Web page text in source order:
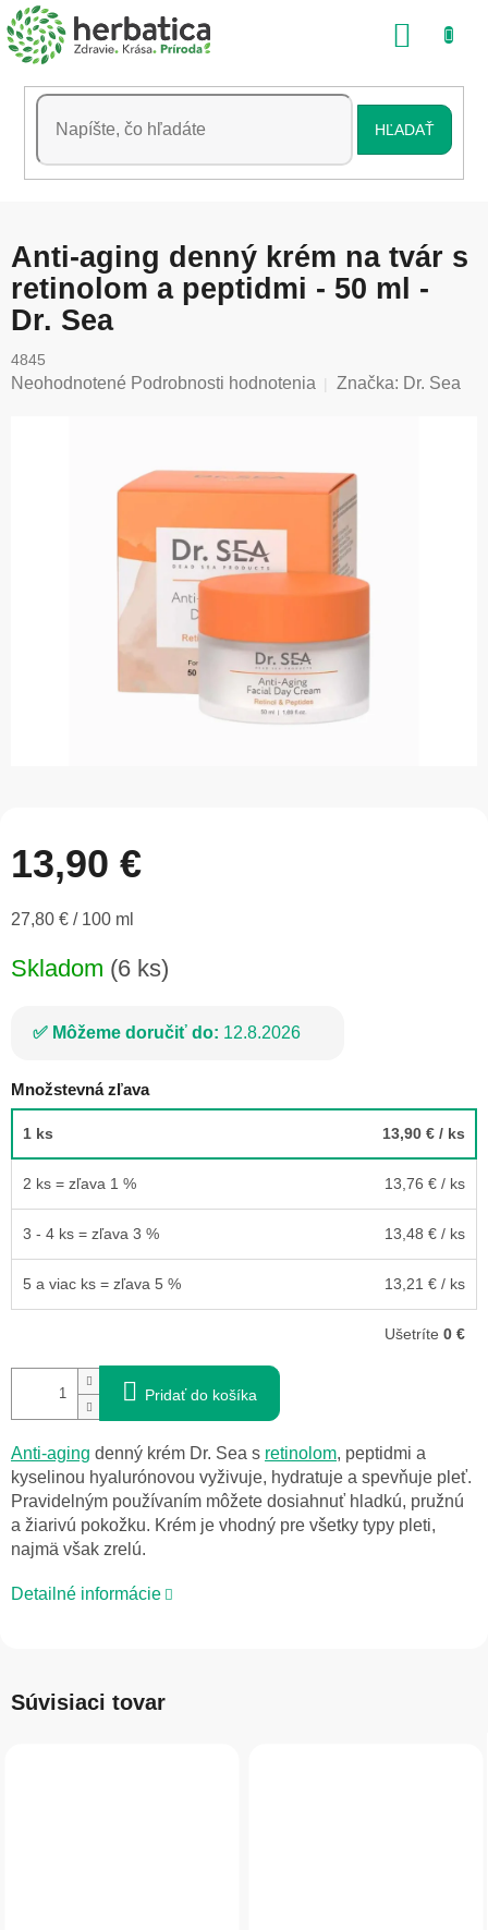
Prejsť
na
obsah
HĽADAŤ
Anti-aging denný krém na tvár s
retinolom a peptidmi - 50 ml -
Dr. Sea
4845
Priemerné
Neohodnotené Podrobnosti hodnotenia Značka: Dr. Sea
13,90 €
Jednotková
27,80 € / 100 ml
Skladom (6 ks)
Môžeme doručiť do: 12.8.2026
Množstevná zľava
1 ks 13,90 € / ks
2 ks = zľava 1 % 13,76 € / ks
3 - 4 ks = zľava 3 % 13,48 € / ks
5 a viac ks = zľava 5 % 13,21 € / ks
Ušetríte 0 €
Pridať do košíka
Anti-aging denný krém Dr. Sea s retinolom, peptidmi a
kyselinou hyalurónovou vyživuje, hydratuje a spevňuje pleť.
Pravidelným používaním môžete dosiahnuť hladkú, pružnú
a žiarivú pokožku. Krém je vhodný pre všetky typy pleti,
najmä však zrelú.
Detailné informácie
Súvisiaci tovar